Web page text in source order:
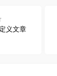
义文章